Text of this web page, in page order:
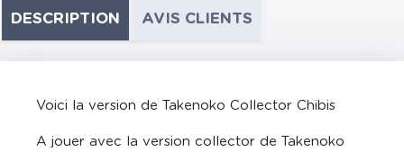
DESCRIPTION AVIS CLIENTS
Voici la version de Takenoko Collector Chibis
A jouer avec la version collector de Takenoko